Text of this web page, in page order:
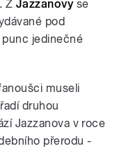
Z Jazzanovyse
pod
jedinečné
museli
druhou
Jazzanova v roce
přerodu -